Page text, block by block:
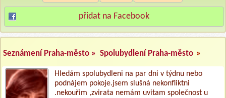
přidat na Facebook
Seznámení Praha-město » Spolubydlení Praha-město »
Hledám spolubydleni na par dni v týdnu nebo
podnájem pokoje.jsem slušná nekonfliktni
.nekouřim ,zvirata nemám uvitam společnost u